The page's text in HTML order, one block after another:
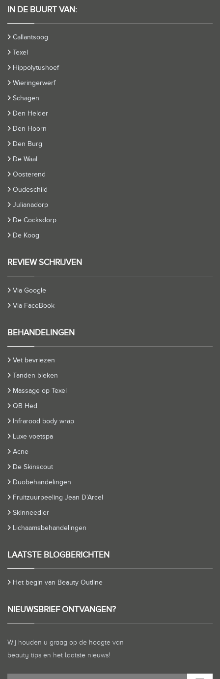
IN DE BUURT VAN:
Callantsoog
Texel
Hippolytushoef
Wieringerwerf
Schagen
Den Helder
Den Hoorn
Den Burg
De Waal
Oosterend
Oudeschild
Julianadorp
De Cocksdorp
De Koog
REVIEW SCHRIJVEN
Via Google
Via FaceBook
BEHANDELINGEN
Vet bevriezen
Tanden bleken
Massage op Texel
QB Hed
Infrarood body wrap
Luxe voetspa
Acne
De Skinscout
Duobehandelingen
Fruitzuurpeeling Jean D’Arcel
Skinneedler
Lichaamsbehandelingen
LAATSTE BLOGBERICHTEN
Het begin van Beauty Outline
NIEUWSBRIEF ONTVANGEN?
Wij houden u graag op de hoogte van
beauty tips en het laatste nieuws!